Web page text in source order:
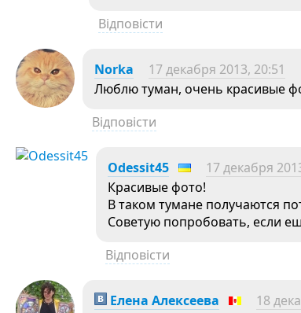
Відповісти
Norka 17 декабря 2013, 20:51
Люблю туман, очень красивые
Відповісти
Odessit45 17 декабря
Красивые фото!
В таком тумане получаются
Советую попробовать, если
Відповісти
Елена Алексеева 18